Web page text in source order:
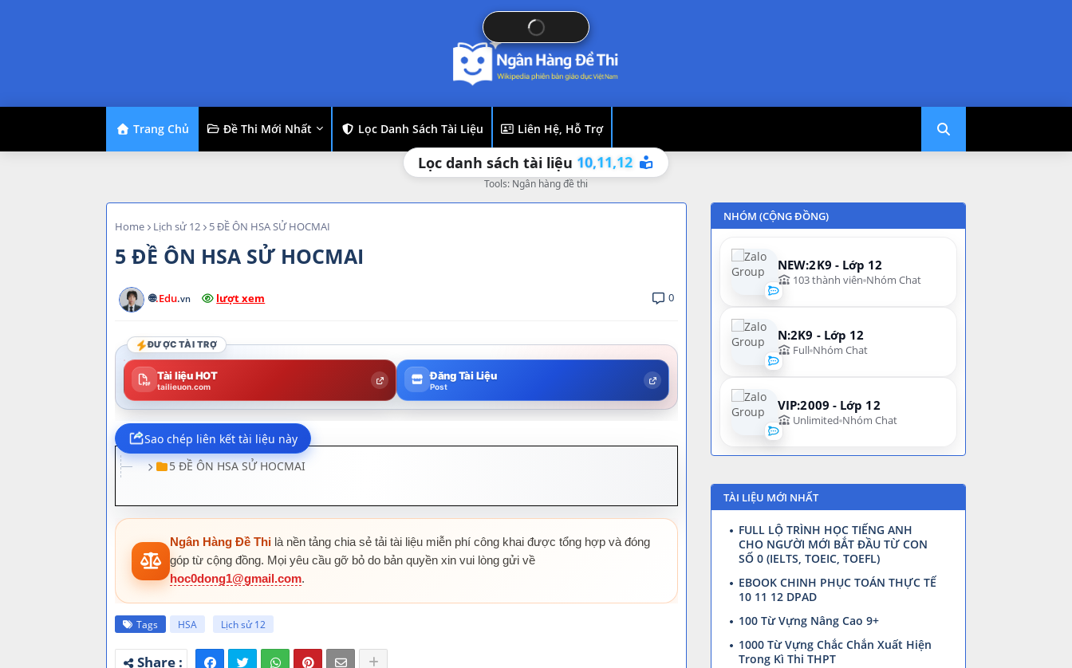
Trang Chủ Đề Thi Mới Nhất Lọc Danh Sách Tài Liệu Liên Hệ, Hỗ Trợ
Lọc danh sách tài liệu 10,11,12
Tools: Ngân hàng đề thi
Home Lịch sử 12 5 ĐỀ ÔN HSA SỬ HOCMAI
5 ĐỀ ÔN HSA SỬ HOCMAI
🌐.Edu.vn lượt xem 0
ĐƯỢC TÀI TRỢ
Tài liệu HOT
tailieuon.com
Đăng Tài Liệu
Post
5 ĐỀ ÔN HSA SỬ HOCMAI
ĐỀ ÔN SỬ - HOCMAI - ĐỀ 2.pdf
ĐỀ ÔN SỬ - HOCMAI - ĐỀ 3.pdf
ĐỀ ÔN SỬ - HOCMAI - ĐỀ 4.pdf
ĐỀ ÔN SỬ - HOCMAI - ĐỀ 5.pdf
Ngân Hàng Đề Thi là nền tảng chia sẻ tải tài liệu miễn phí công khai được tổng hợp và đóng
góp từ cộng đồng. Mọi yêu cầu gỡ bỏ do bản quyền xin vui lòng gửi về
hoc0dong1@gmail.com.
Tags HSA Lịch sử 12
NHÓM (CỘNG ĐỒNG)
NEW:2K9 - Lớp 12
103 thành viên Nhóm Chat
N:2K9 - Lớp 12
Full Nhóm Chat
VIP:2009 - Lớp 12
Unlimited Nhóm Chat
TÀI LIỆU MỚI NHẤT
FULL LỘ TRÌNH HỌC TIẾNG ANH
CHO NGƯỜI MỚI BẮT ĐẦU TỪ CON
SỐ 0 (IELTS, TOEIC, TOEFL)
EBOOK CHINH PHỤC TOÁN THỰC TẾ
10 11 12 DPAD
100 Từ Vựng Nâng Cao 9+
1000 Từ Vựng Chắc Chắn Xuất Hiện
Trong Kì Thi THPT